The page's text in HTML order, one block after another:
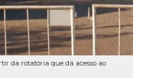
da rotatória que dá acesso ao